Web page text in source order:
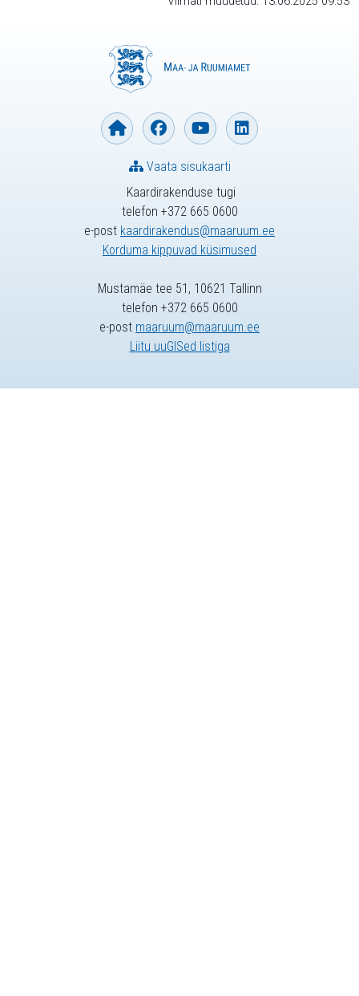
Kaardirakenduse tugi
telefon +372 665 0600
e-post kaardirakendus@maaruum.ee
Korduma kippuvad küsimused
Vaata sisukaarti
Mustamäe tee 51, 10621 Tallinn
telefon +372 665 0600
e-post maaruum@maaruum.ee
Liitu uuGISed listiga